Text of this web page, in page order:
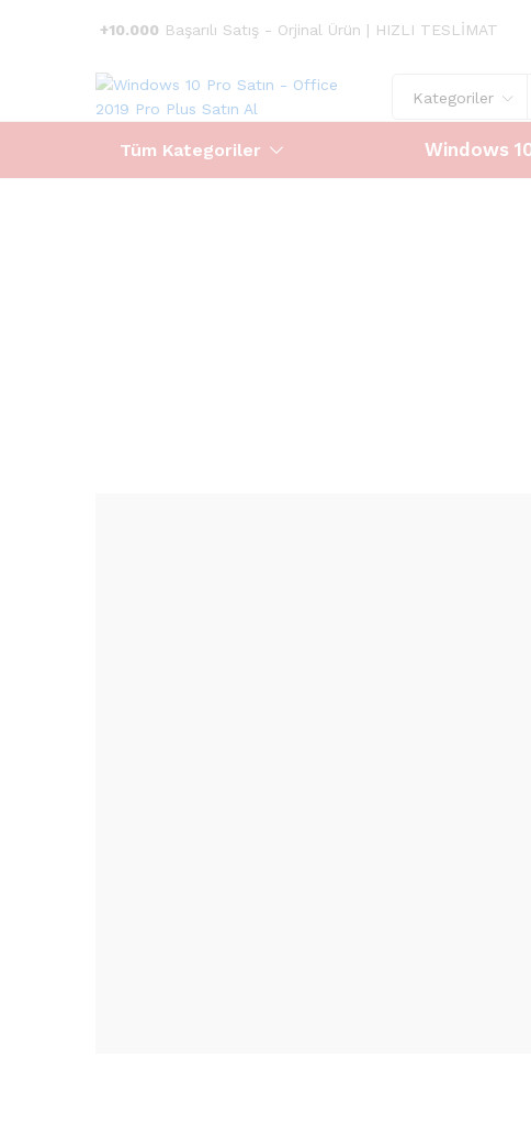
+10.000 Başarılı Satış - Orjinal Ürün | HIZLI TESLİMAT
Kategoriler
Tüm Kategoriler Windows